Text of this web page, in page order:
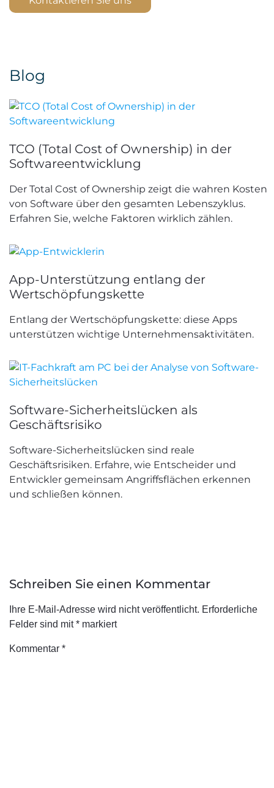
Blog
TCO (Total Cost of Ownership) in der
Softwareentwicklung
Der Total Cost of Ownership zeigt die wahren Kosten
von Software über den gesamten Lebenszyklus.
Erfahren Sie, welche Faktoren wirklich zählen.
App-Unterstützung entlang der
Wertschöpfungskette
Entlang der Wertschöpfungskette: diese Apps
unterstützen wichtige Unternehmensaktivitäten.
Software-Sicherheitslücken als
Geschäftsrisiko
Software-Sicherheitslücken sind reale
Geschäftsrisiken. Erfahre, wie Entscheider und
Entwickler gemeinsam Angriffsflächen erkennen
und schließen können.
Schreiben Sie einen Kommentar
Ihre E-Mail-Adresse wird nicht veröffentlicht. Erforderliche
Felder sind mit* markiert
Kommentar *